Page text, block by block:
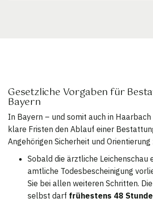
Gesetzliche Vorgaben für
Bayern
In Bayern – und somit auch in
klare Fristen den Ablauf einer
Angehörigen Sicherheit und Orientierung
Sobald die ärztliche Leichenschau
amtliche Todesbescheinigung
Sie bei allen weiteren Schritten.
selbst darf frühestens 48